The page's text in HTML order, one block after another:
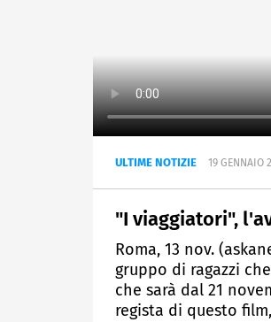
ULTIME NOTIZIE 19 GENNAIO
"I viaggiatori",
Roma, 13 nov.
gruppo di ragazzi
che sarà dal 21
regista di questo